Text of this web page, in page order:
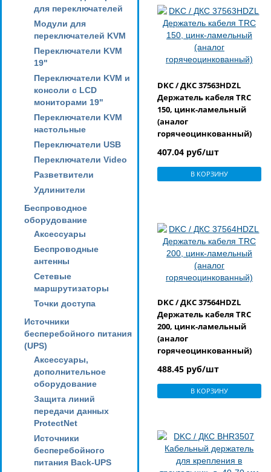
для переключателей
Модули для
переключателей KVM
Переключатели KVM
19"
Переключатели KVM и
консоли с LCD
мониторами 19"
Переключатели KVM
настольные
Переключатели USB
Переключатели Video
Разветвители
Удлинители
Беспроводное
оборудование
Аксессуары
Беспроводные
антенны
Сетевые
маршрутизаторы
Точки доступа
Источники
бесперебойного питания
(UPS)
Аксессуары,
дополнительное
оборудование
Защита линий
передачи данных
ProtectNet
Источники
бесперебойного
питания Back-UPS
DKC / ДКС 37563HDZL
Держатель кабеля TRC
150, цинк-ламельный
(аналог
горячеоцинкованный)
407.04 руб/шт
В КОРЗИНУ
DKC / ДКС 37564HDZL
Держатель кабеля TRC
200, цинк-ламельный
(аналог
горячеоцинкованный)
488.45 руб/шт
В КОРЗИНУ